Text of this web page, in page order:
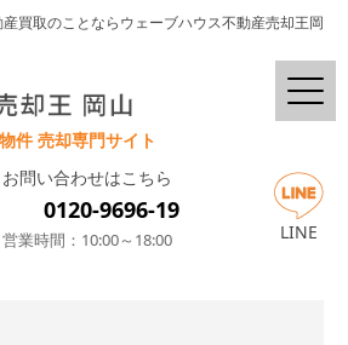
買取のことならウェーブハウス不動産売却王岡
件 売却専門サイト
お問い合わせはこちら
0120-9696-19
営業時間：10:00～18:00 LINE